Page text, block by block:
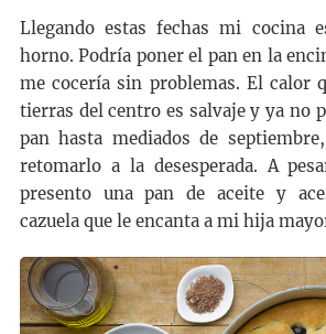
Llegando estas fechas mi cocina
horno. Podría poner el pan en la
me cocería sin problemas. El calor
tierras del centro es salvaje y ya no
pan hasta mediados de
retomarlo a la desesperada. A
presento una pan de aceite y
cazuela que le encanta a mi hija